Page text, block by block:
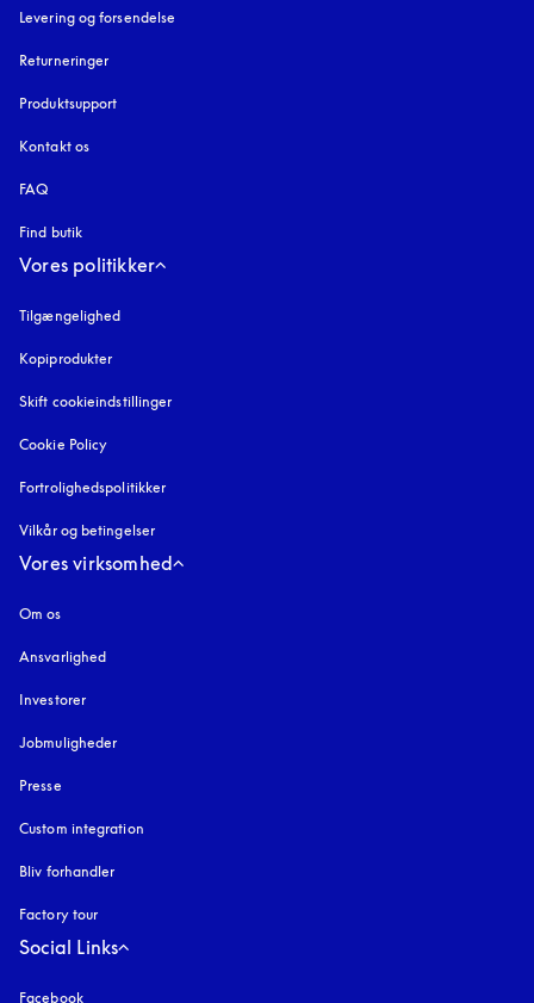
Levering og forsendelse
Returneringer
Produktsupport
Kontakt os
FAQ
Find butik
Vores politikker
Tilgængelighed
Kopiprodukter
Skift cookieindstillinger
Cookie Policy
Fortrolighedspolitikker
Vilkår og betingelser
Vores virksomhed
Om os
Ansvarlighed
Investorer
Jobmuligheder
Presse
Custom integration
Bliv forhandler
Factory tour
Social Links
Facebook